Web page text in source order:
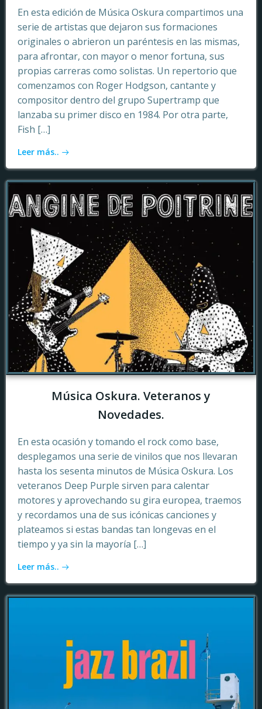
En esta edición de Música Oskura compartimos una
serie de artistas que dejaron sus formaciones
originales o abrieron un paréntesis en las mismas,
para afrontar, con mayor o menor fortuna, sus
propias carreras como solistas. Un repertorio que
comenzamos con Roger Hodgson, cantante y
compositor dentro del grupo Supertramp que
lanzaba su primer disco en 1984. Por otra parte,
Fish […]
Leer más..
Música Oskura. Veteranos y
Novedades.
En esta ocasión y tomando el rock como base,
desplegamos una serie de vinilos que nos llevaran
hasta los sesenta minutos de Música Oskura. Los
veteranos Deep Purple sirven para calentar
motores y aprovechando su gira europea, traemos
y recordamos una de sus icónicas canciones y
plateamos si estas bandas tan longevas en el
tiempo y ya sin la mayoría […]
Leer más..